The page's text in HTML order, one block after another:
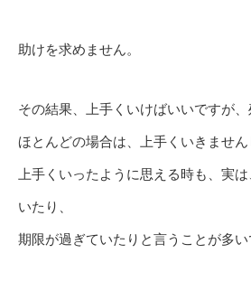
助けを求めません。
その結果、上手くいけばいいですが、
ほとんどの場合は、上手くいきません
上手くいったように思える時も、実
いたり、
期限が過ぎていたりと言うことが多い